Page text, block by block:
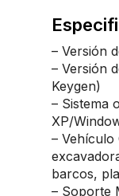
– Versión
– Versión
Keygen)
– Sistema
XP/
– Vehículo
barcos,
– Soporte